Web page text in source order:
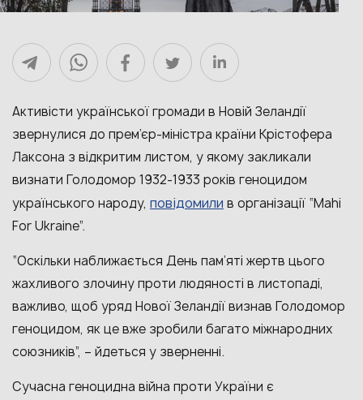
Активісти української громади в Новій Зеландії
звернулися до прем’єр-міністра країни Крістофера
Лаксона з відкритим листом, у якому закликали
визнати Голодомор 1932-1933 років геноцидом
українського народу, повідомили в організації “Mahi
For Ukraine”.
“Оскільки наближається День пам’яті жертв цього
жахливого злочину проти людяності в листопаді,
важливо, щоб уряд Нової Зеландії визнав Голодомор
геноцидом, як це вже зробили багато міжнародних
союзників”, – йдеться у зверненні.
Сучасна геноцидна війна проти України є